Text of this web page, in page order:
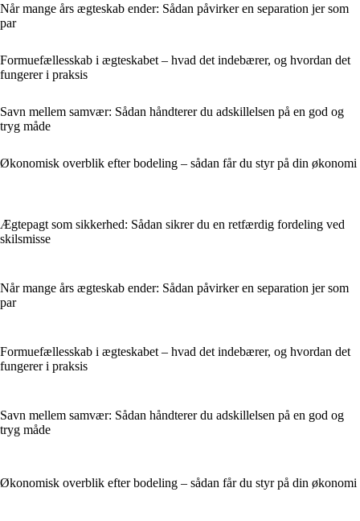
Når mange års ægteskab ender: Sådan påvirker en separation jer som
par
Formuefællesskab i ægteskabet – hvad det indebærer, og hvordan det
fungerer i praksis
Savn mellem samvær: Sådan håndterer du adskillelsen på en god og
tryg måde
Økonomisk overblik efter bodeling – sådan får du styr på din økonomi
Ægtepagt som sikkerhed: Sådan sikrer du en retfærdig fordeling ved
skilsmisse
Når mange års ægteskab ender: Sådan påvirker en separation jer som
par
Formuefællesskab i ægteskabet – hvad det indebærer, og hvordan det
fungerer i praksis
Savn mellem samvær: Sådan håndterer du adskillelsen på en god og
tryg måde
Økonomisk overblik efter bodeling – sådan får du styr på din økonomi